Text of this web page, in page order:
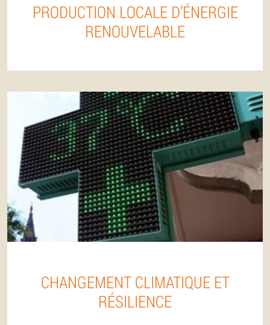
PRODUCTION LOCALE D’ÉNERGIE
RENOUVELABLE
CHANGEMENT CLIMATIQUE ET
RÉSILIENCE